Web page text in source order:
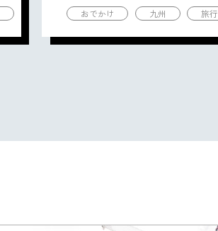
おでかけ 九州 旅行